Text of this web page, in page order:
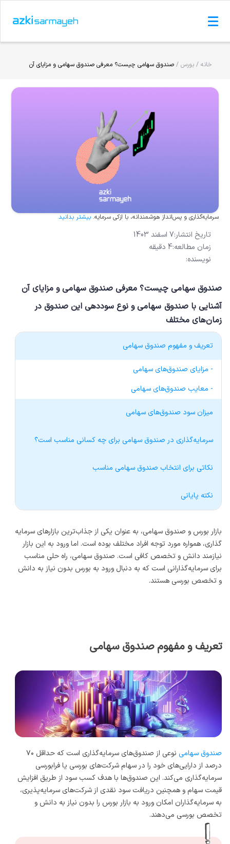
خانه / بورس /صندوق سهامی چیست؟ معرفی صندوق سهامی و مزایای آن
سرمایه‌گذاری و پس‌انداز هوشمندانه، با ازکی سرمایه.بیشتر بدانید
تاریخ انتشار:7 اسفند 1403
زمان مطالعه:4 دقیقه
نویسنده:
صندوق سهامی چیست؟ معرفی صندوق سهامی و مزایای آن
آشنایی با صندوق سهامی و نوع سوددهی این صندوق در
زمان‌های مختلف
تعریف و مفهوم صندوق سهامی
- مزایای صندوق‌های سهامی
- معایب صندوق‌های سهامی
میزان سود صندوق‌های سهامی
سرمایه‌گذاری در صندوق سهامی برای چه کسانی مناسب است؟
نکاتی برای انتخاب صندوق سهامی مناسب
نکته پایانی
بازار بورس و صندوق سهامی، به عنوان یکی از جذاب‌ترین بازارهای سرمایه
گذاری، همواره مورد توجه افراد مختلف بوده است. اما ورود به این بازار
نیازمند دانش و تخصص کافی است. صندوق سهامی، راه حلی مناسب
برای سرمایه‌گذارانی است که به دنبال ورود به بورس بدون نیاز به دانش
و تخصص بورسی هستند.
تعریف و مفهوم صندوق سهامی
صندوق سهامی
نوعی از صندوق‌های سرمایه‌گذاری است که حداقل ۷۰
درصد از دارایی‌های خود را در سهام شرکت‌های بورسی یا فرابورسی
سرمایه‌گذاری می‌کند. این صندوق‌ها با هدف کسب سود از طریق افزایش
قیمت سهام و همچنین دریافت سود نقدی از شرکت‌های سرمایه‌پذیری،
به سرمایه‌گذاران امکان ورود به بازار بورس را بدون نیاز به دانش و
تخصص بورسی می‌دهند.